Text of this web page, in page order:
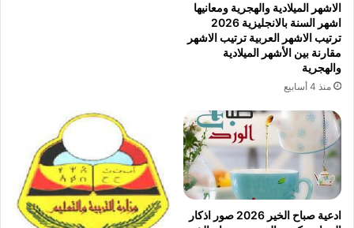
الاشهر الميلادية والهجرية ومعانيها
اشهر السنة بالانجليزية 2026
ترتيب الاشهر العربية ترتيب الاشهر
مقارنة بين الأشهر الميلادية
والهجرية
منذ 4 أسابيع
ادعية صباح الخير 2026 صور اذكار